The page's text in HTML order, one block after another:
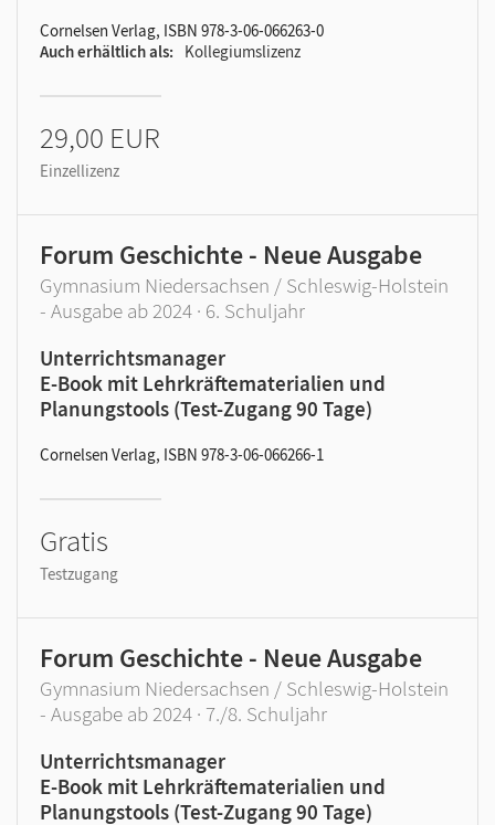
Cornelsen Verlag, ISBN 978-3-06-066263-0
Auch erhältlich als
Kollegiumslizenz
29,00 EUR
Einzellizenz
Forum Geschichte - Neue Ausgabe
Gymnasium Niedersachsen / Schleswig-Holstein
- Ausgabe ab 2024 · 6. Schuljahr
Unterrichtsmanager
E-Book mit Lehrkräftematerialien und
Planungstools (Test-Zugang 90 Tage)
Cornelsen Verlag, ISBN 978-3-06-066266-1
Gratis
Testzugang
Forum Geschichte - Neue Ausgabe
Gymnasium Niedersachsen / Schleswig-Holstein
- Ausgabe ab 2024 · 7./8. Schuljahr
Unterrichtsmanager
E-Book mit Lehrkräftematerialien und
Planungstools (Test-Zugang 90 Tage)